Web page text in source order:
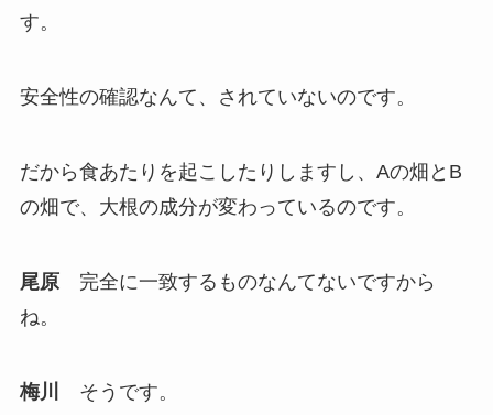
す。
安全性の確認なんて、されていないのです。
だから食あたりを起こしたりしますし、Aの畑とB
の畑で、大根の成分が変わっているのです。
尾原完全に一致するものなんてないですから
ね。
梅川 そうです。